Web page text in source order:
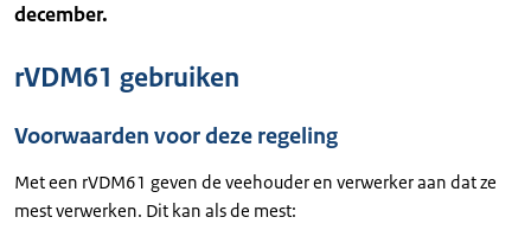
december.
rVDM61 gebruiken
Voorwaarden voor deze regeling
Met een rVDM61 geven de veehouder en verwerker aan dat ze
mest verwerken. Dit kan als de mest: